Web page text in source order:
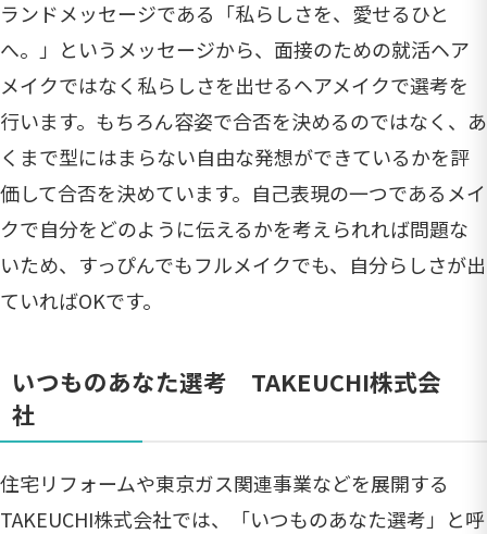
ランドメッセージである「私らしさを、愛せるひと
へ。」というメッセージから、面接のための就活ヘア
メイクではなく私らしさを出せるヘアメイクで選考を
行います。もちろん容姿で合否を決めるのではなく、あ
くまで型にはまらない自由な発想ができているかを評
価して合否を決めています。自己表現の一つであるメイ
クで自分をどのように伝えるかを考えられれば問題な
いため、すっぴんでもフルメイクでも、自分らしさが出
ていればOKです。
いつものあなた選考 TAKEUCHI株式会
社
住宅リフォームや東京ガス関連事業などを展開する
TAKEUCHI株式会社では、「いつものあなた選考」と呼